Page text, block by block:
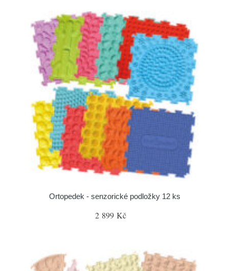
Ortopedek - senzorické podložky 12 ks
2 899 Kč